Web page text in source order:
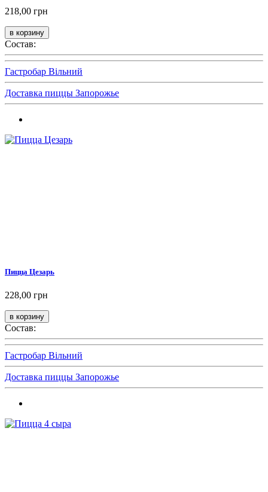
218,00 грн
Состав:
Гастробар Вільний
Доставка пиццы Запорожье
Пицца Цезарь
228,00 грн
Состав:
Гастробар Вільний
Доставка пиццы Запорожье